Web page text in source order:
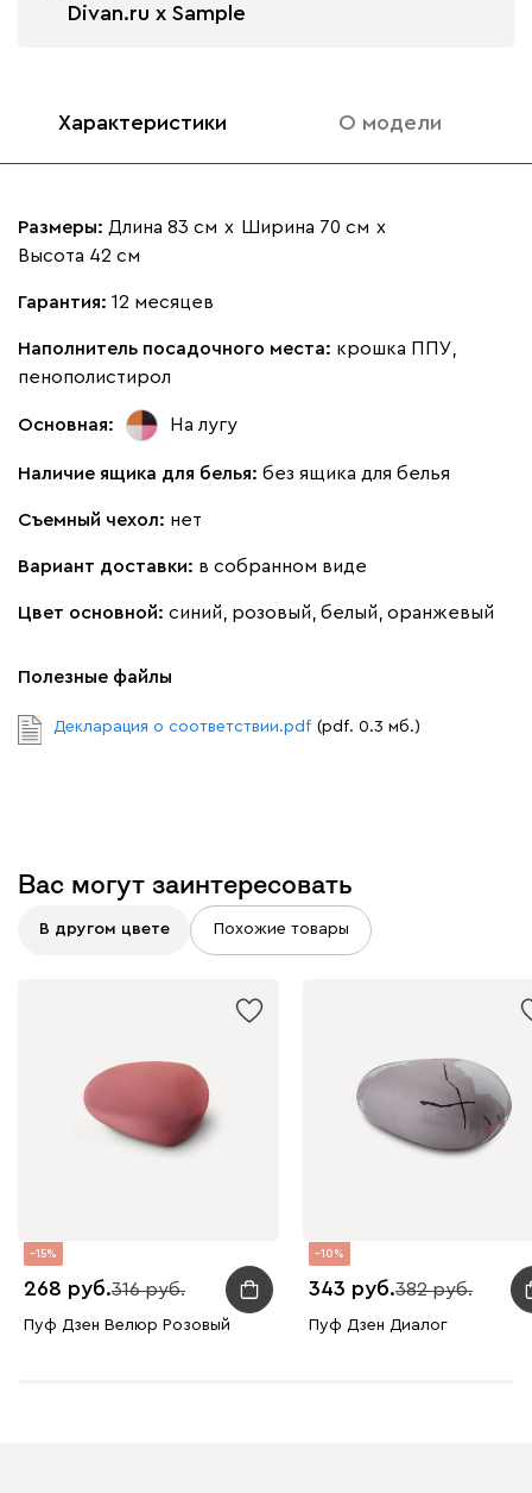
Divan.ru x Sample
Характеристики О модели
Размеры: Длина 83 см х Ширина 70 см х
Высота 42 см
Гарантия: 12 месяцев
Наполнитель посадочного места: крошка ППУ,
пенополистирол
Основная: На лугу
Наличие ящика для белья: без ящика для белья
Съемный чехол: нет
Вариант доставки: в собранном виде
Цвет основной: синий, розовый, белый, оранжевый
Полезные файлы
Декларация о соответствии.pdf (pdf. 0.3 мб.)
Вас могут заинтересовать
В другом цвете Похожие товары
15
268 316
Пуф Дзен Велюр Розовый
10
343 382
Пуф Дзен Диалог